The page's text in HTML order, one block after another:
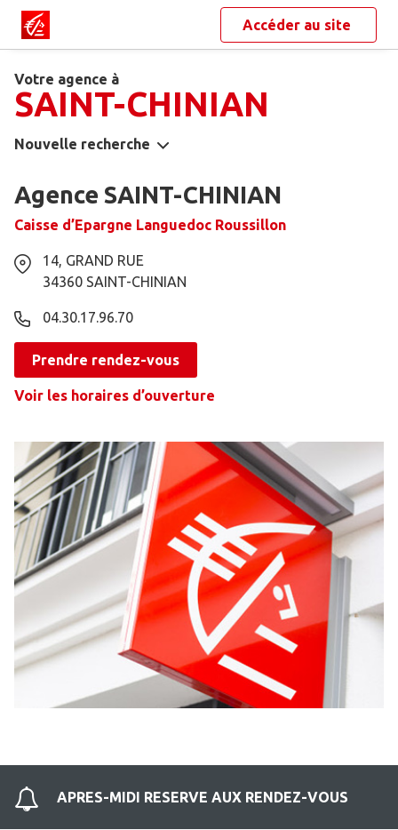
Accéder au site
Votre agence à
SAINT-CHINIAN
Nouvelle recherche
Agence SAINT-CHINIAN
Caisse d’Epargne Languedoc Roussillon
14, GRAND RUE
34360 SAINT-CHINIAN
04.30.17.96.70
Prendre rendez-vous
Voir les horaires d’ouverture
APRES-MIDI RESERVE AUX RENDEZ-VOUS